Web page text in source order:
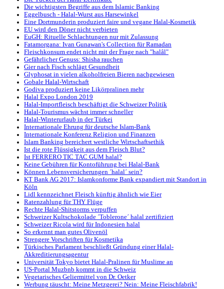
Die wichtigsten Begriffe aus dem Islamic Banking
Eggelbusch - Halal-Wurst aus Harsewinkel
Eine Dortmunderin produziert faire und vegane Halal-Kosmetik
EU wird den Döner nicht verbieten
EuGH: Rituelle Schlachtungen nur mit Zulassung
Fatamorgana: Ivan Gunawan's Collection für Ramadan
Fleischkonsum endet nicht mit der Frage nach "halâl"
Gefährlicher Genuss: Shisha rauchen
Gier nach Fisch schlägt Gesundheit
Glyphosat in vielen alkoholfreien Bieren nachgewiesen
Gobale Halal-Wirtschaft
Godiva produziert keine Likörpralinen mehr
Halal Expo London 2019
Halal-Importfleisch beschäftigt die Schweizer Politik
Halal-Tourismus wächst immer schneller
Halal-Winterurlaub in der Türkei
Internationale Ehrung für deutsche Islam-Bank
Internationale Konferenz Religion und Finanzen
Islam Banking bereichert westliche Wirtschaftsethik
Ist die rote Flüssigkeit aus dem Fleisch Blut?
Ist FERRERO TIC TAC GUM halal?
Keine Gebühren für Kontoführung bei Halal-Bank
Können Lebensversicherungen ´halal´ sein?
KT Bank AG 2017: Islamkonforme Bank expandiert mit Standort in
Köln
Lidl kennzeichnet Fleisch künftig ähnlich wie Eier
Ratenzahlung für THY Flüge
Rechte Halal-Shitstorms verpuffen
Schweizer Kultschokolade ´Toblerone´ halal zertifiziert
Schweizer Ricola wird für Indonesien halal
So erkennt man gutes Olivenöl
Strengere Vorschriften für Kosmetika
Türkisches Parlament beschließt Gründung einer Halal-
Akkreditierungsagentur
Universität Tokyo bietet Halal-Pralinen für Muslime an
US-Portal Muzbnb kommt in die Schweiz
Vegetarisches Geliermittel von Dr. Oetker
Werbung täuscht: Meine Metzgerei? Nein: Meine Fleischfabrik!